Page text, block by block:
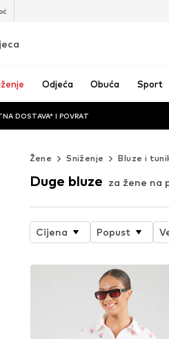
Odjeća Obuća Sport
DOSTAVA* I POVRAT
Žene Sniženje Bluze i
Duge bluze za žene na
Cijena Popust